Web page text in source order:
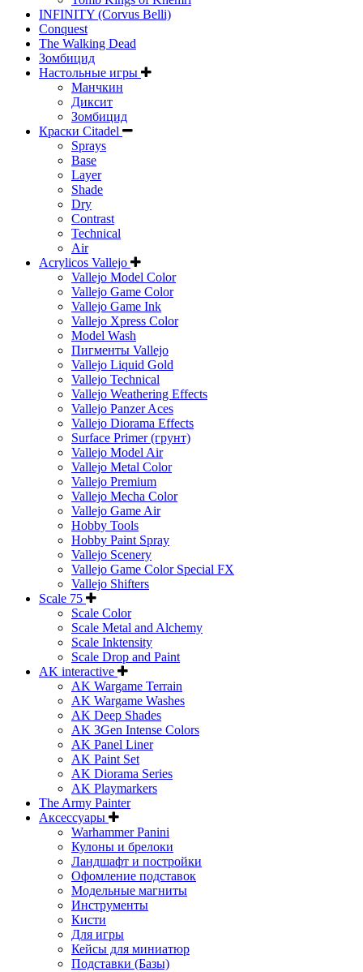
INFINITY (Corvus Belli)
Conquest
The Walking Dead
Зомбицид
Настольные игры
Манчкин
Диксит
Зомбицид
Краски Citadel
Sprays
Base
Layer
Shade
Dry
Contrast
Technical
Air
Acrylicos Vallejo
Vallejo Model Color
Vallejo Game Color
Vallejo Game Ink
Vallejo Xpress Color
Model Wash
Пигменты Vallejo
Vallejo Liquid Gold
Vallejo Technical
Vallejo Weathering Effects
Vallejo Panzer Aces
Vallejo Diorama Effects
Surface Primer (грунт)
Vallejo Model Air
Vallejo Metal Color
Vallejo Premium
Vallejo Mecha Color
Vallejo Game Air
Hobby Tools
Hobby Paint Spray
Vallejo Scenery
Vallejo Game Color Special FX
Vallejo Shifters
Scale 75
Scale Color
Scale Metal and Alchemy
Scale Inktensity
Scale Drop and Paint
AK interactive
AK Wargame Terrain
AK Wargame Washes
AK Deep Shades
AK 3Gen Intense Colors
AK Panel Liner
AK Paint Set
AK Diorama Series
AK Playmarkers
The Army Painter
Аксессуары
Warhammer Panini
Кулоны и брелоки
Ландшафт и постройки
Офомление подставок
Модельные магниты
Инструменты
Кисти
Для игры
Кейсы для миниатюр
Подставки (Базы)